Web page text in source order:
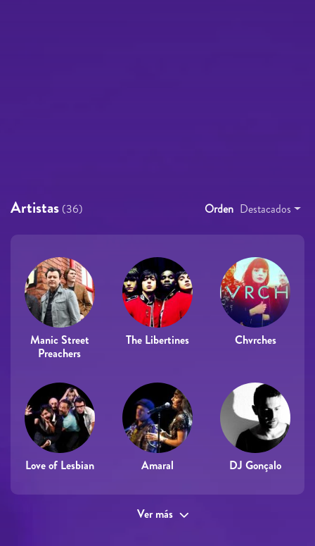
Artistas (36) Orden Destacados
Manic Street
Preachers
The Libertines Chvrches
Love of Lesbian Amaral DJ Gonçalo
Ver más